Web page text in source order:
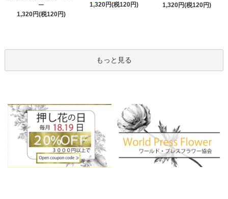
ー
1,320円(税120円)
1,320円(税120円)
1,320円(税120円)
もっと見る